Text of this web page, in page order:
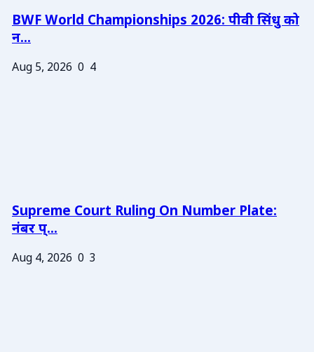
BWF World Championships 2026: पीवी सिंधु को
न...
Aug 5, 2026 0 4
Supreme Court Ruling On Number Plate:
नंबर प्...
Aug 4, 2026 0 3